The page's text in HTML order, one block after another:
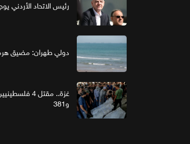
رئيس الاتحاد الأردني
دولي طهران: مضيق
و381